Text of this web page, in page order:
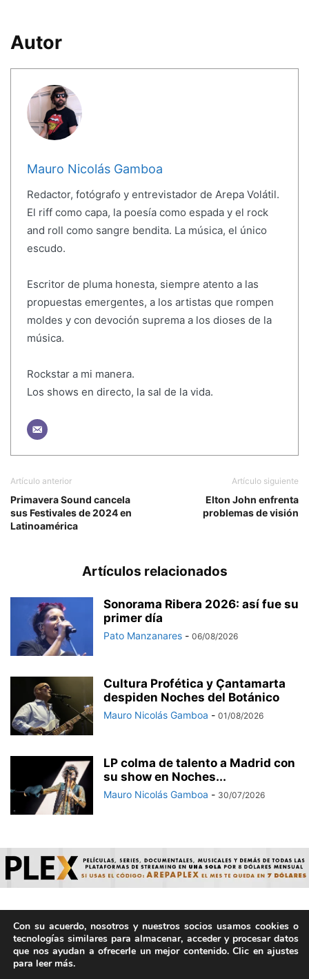
Autor
Mauro Nicolás Gamboa
Redactor, fotógrafo y entrevistador de Arepa Volátil.
El riff como capa, la poesía como espada y el rock
and roll como sangre bendita. La música, el único
escudo.
Escritor de pluma honesta, siempre atento a las
propuestas emergentes, a los artistas que rompen
moldes y con devoción suprema a los dioses de la
música.
Rockstar a mi manera.
Los shows en directo, la sal de la vida.
Artículo anterior
Primavera Sound cancela
sus Festivales de 2024 en
Latinoamérica
Artículo siguiente
Elton John enfrenta
problemas de visión
Artículos relacionados
Sonorama Ribera 2026: así fue su
primer día
Pato Manzanares - 06/08/2026
Cultura Profética y Çantamarta
despiden Noches del Botánico
Mauro Nicolás Gamboa - 01/08/2026
LP colma de talento a Madrid con
su show en Noches...
Mauro Nicolás Gamboa - 30/07/2026
© ArepaVolatil.Com 2021-2025 - Hecho por humanos, no por
IA. | Todos los derechos reservados.
Con su acuerdo, nosotros y nuestros socios usamos cookies o
tecnologías similares para almacenar, acceder y procesar datos
que nos ayudan a ofrecerle un mejor contenido. Clic en ajustes
para leer más.